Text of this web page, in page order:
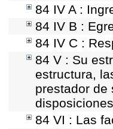
84 IV A :
84 IV B :
84 IV C :
84 V : Su
estructura,
prestador de
84 VI : Las